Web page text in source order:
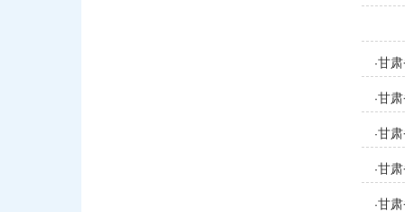
·甘
·甘
开
·甘
·甘
·甘